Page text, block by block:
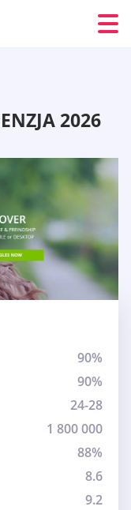
2026
90%
90%
24-28
1 800 000
88%
8.6
9.2